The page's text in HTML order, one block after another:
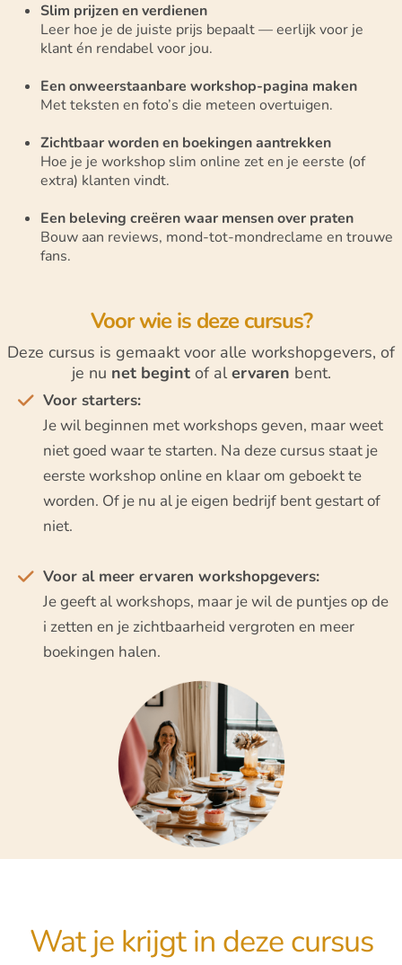
Slim prijzen en verdienen
Leer hoe je de juiste prijs bepaalt — eerlijk voor je
klant én rendabel voor jou.
Een onweerstaanbare workshop-pagina maken
Met teksten en foto’s die meteen overtuigen.
Zichtbaar worden en boekingen aantrekken
Hoe je je workshop slim online zet en je eerste (of
extra) klanten vindt.
Een beleving creëren waar mensen over praten
Bouw aan reviews, mond-tot-mondreclame en trouwe
fans.
Voor wie is deze cursus?
Deze cursus is gemaakt voor alle workshopgevers, of
je nu net begintof alervaren bent.
Voor starters:
Je wil beginnen met workshops geven, maar weet
niet goed waar te starten. Na deze cursus staat je
eerste workshop online en klaar om geboekt te
worden. Of je nu al je eigen bedrijf bent gestart of
niet.
Voor al meer ervaren workshopgevers:
Je geeft al workshops, maar je wil de puntjes op de
i zetten en je zichtbaarheid vergroten en meer
boekingen halen.
Wat je krijgt in deze cursus